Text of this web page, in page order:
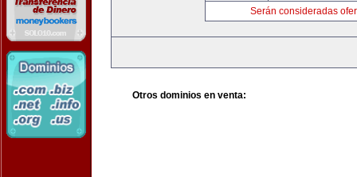
Serán consideradas
Otros dominios en venta: